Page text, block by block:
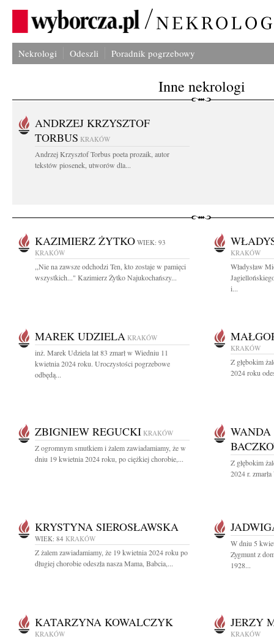
Nekrologi Odeszli Poradnik pogrzebowy
Inne nekrologi
ANDRZEJ KRZYSZTOF
TORBUS KRAKÓW
Andrzej Krzysztof Torbus poeta prozaik, autor
tekstów piosenek, utworów dla...
KAZIMIERZ ŻYTKO WIEK: 93
KRAKÓW
,,Nie na zawsze odchodzi Ten, kto zostaje w pamięci
wszystkich..." Kazimierz Żytko Najukochańszy...
KRAKÓW
Władysław
i...
MAREK UDZIELA KRAKÓW
inż. Marek Udziela lat 83 zmarł w Wiedniu 11
kwietnia 2024 roku. Uroczystości pogrzebowe
odbędą...
KRAKÓW
Z głębokim
2024 roku
ZBIGNIEW REGUCKI KRAKÓW
Z ogromnym smutkiem i żalem zawiadamiamy, że w
dniu 19 kwietnia 2024 roku, po ciężkiej chorobie,...
WANDA
Z głębokim
2024 r.
KRYSTYNA SIEROSŁAWSKA
WIEK: 84 KRAKÓW
Z żalem zawiadamiamy, że 19 kwietnia 2024 roku po
długiej chorobie odeszła nasza Mama, Babcia,...
W dniu 5
Zygmunt z
1928...
KATARZYNA KOWALCZYK
KRAKÓW
JERZY
KRAKÓW